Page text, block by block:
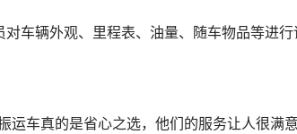
车辆外观、里程表、油量、随车物品等进行
运车真的是省心之选，他们的服务让人很满意